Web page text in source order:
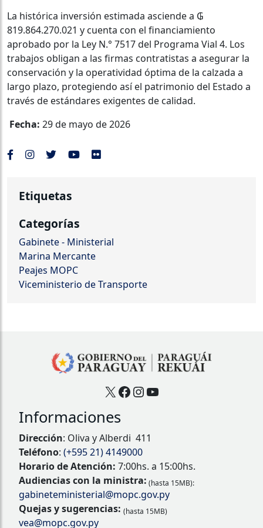
La histórica inversión estimada asciende a ₲
819.864.270.021 y cuenta con el financiamiento
aprobado por la Ley N.° 7517 del Programa Vial 4. Los
trabajos obligan a las firmas contratistas a asegurar la
conservación y la operatividad óptima de la calzada a
largo plazo, protegiendo así el patrimonio del Estado a
través de estándares exigentes de calidad.
Fecha: 29 de mayo de 2026
Etiquetas
Categorías
Gabinete - Ministerial
Marina Mercante
Peajes MOPC
Viceministerio de Transporte
X Facebook
Instagram
YouTube
Informaciones
Dirección: Oliva y Alberdi 411
Teléfono: (+595 21) 4149000
Horario de Atención: 7:00hs. a 15:00hs.
Audiencias con la ministra: (hasta 15MB):
gabineteministerial@mopc.gov.py
Quejas y sugerencias: (hasta 15MB)
vea@mopc.gov.py